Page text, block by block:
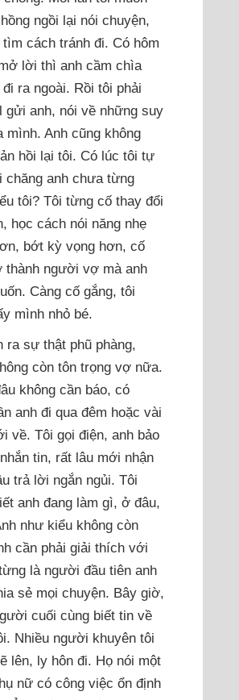
ngồi lại nói chuyện,
tìm cách tránh đi. Có hôm
lời thì anh cầm chìa
ra ngoài. Rồi tôi phải
gửi anh, nói về những suy
mình. Anh cũng không
hồi lại tôi. Có lúc tôi tự
chăng anh chưa từng
tôi? Tôi từng cố thay đổi
học cách nói năng nhẹ
bớt kỳ vọng hơn, cố
thành người vợ mà anh
Càng cố gắng, tôi
mình nhỏ bé.
ra sự thật phũ phàng,
còn tôn trọng vợ nữa.
không cần báo, có
anh đi qua đêm hoặc vài
về. Tôi gọi điện, anh bảo
tin, rất lâu mới nhận
trả lời ngắn ngủi. Tôi
anh đang làm gì, ở đâu,
như kiểu không còn
cần phải giải thích với
là người đầu tiên anh
sẻ mọi chuyện. Bây giờ,
cuối cùng biết tin về
Nhiều người khuyên tôi
lên, ly hôn đi. Họ nói một
nữ có công việc ổn định